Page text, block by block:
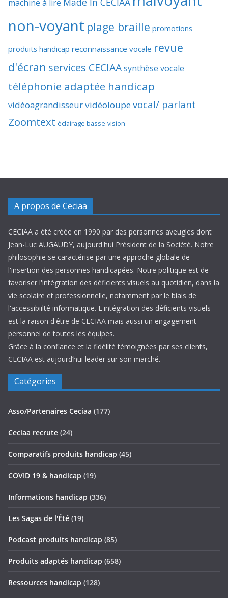
machine à lire
non-voyant plage braille promotions
produits handicap reconnaissance vocale revue
d'écran services CECIAAsynthèse vocale
téléphonie adaptée handicap
vidéoagrandisseurvidéoloupevocal/ parlant
Zoomtext éclairage basse-vision
A propos de Ceciaa
CECIAA a été créée en 1990 par des personnes aveugles dont
Jean-Luc AUGAUDY, aujourd'hui Président de la Société. Notre
philosophie se caractérise par une approche globale de
l'insertion des personnes handicapées. Notre politique est de
favoriser l'intégration des déficients visuels au quotidien, dans la
vie scolaire et professionnelle, notamment par le biais de
l'accessibiilté informatique. L'intégration des déficients visuels
est la raison d'être de CECIAA mais aussi un engagement
personnel de toutes les équipes.
Grâce à la confiance et la fidélité témoignées par ses clients,
CECIAA est aujourd’hui leader sur son marché.
Catégories
Asso/Partenaires Ceciaa (177)
Ceciaa recrute (24)
Comparatifs produits handicap (45)
COVID 19 & handicap (19)
Informations handicap (336)
Les Sagas de l'Été (19)
Podcast produits handicap (85)
Produits adaptés handicap (658)
Ressources handicap (128)